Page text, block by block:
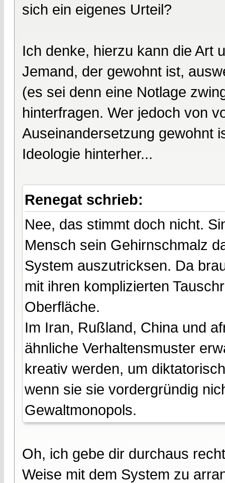
sich ein eigenes Urteil?
Ich denke, hierzu kann die Art
Jemand, der gewohnt ist,
(es sei denn eine Notlage
hinterfragen. Wer jedoch von
Auseinandersetzung gewohnt
Ideologie hinterher...
Renegat schrieb:
Nee, das stimmt doch nicht.
Mensch sein Gehirnschmalz
System auszutricksen. Da
mit ihren komplizierten
Oberfläche.
Im Iran, Rußland, China und
ähnliche Verhaltensmuster
kreativ werden, um
wenn sie sie vordergründig
Gewaltmonopols.
Oh, ich gebe dir durchaus
Weise mit dem System zu